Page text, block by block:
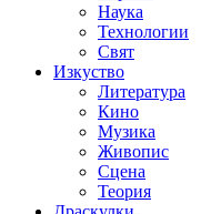
Наука
Технологии
Свят
Изкуство
Литература
Кино
Музика
Живопис
Сцена
Теория